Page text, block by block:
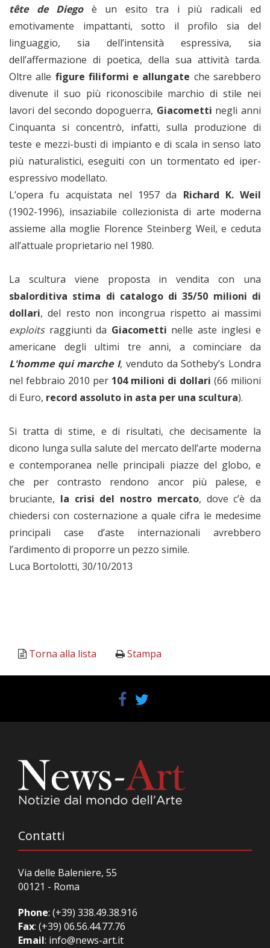
tête de Diegoè un esito tra i più radicali ed
emotivamente impattanti, sotto il profilo sia del
linguaggio, sia dell’intensità espressiva, sia
dell’affermazione di poetica, della sua attività tarda.
Oltre alle figure filiformi e allungate che sarebbero
divenute il suo più riconoscibile marchio di stile nei
lavori del secondo dopoguerra, Giacometti negli anni
Cinquanta si concentrò, infatti, sulla produzione di
teste e mezzi-busti di impianto e di scala in senso lato
più naturalistici, eseguiti con un tormentato ed iper-
espressivo modellato.
L’opera fu acquistata nel 1957 da Richard K. Weil
(1902-1996), insaziabile collezionista di arte moderna
assieme alla moglie Florence Steinberg Weil, e ceduta
all’attuale proprietario nel 1980.
La scultura viene proposta in vendita con una
sbalorditiva stima di catalogo di 35/50 milioni di
dollari, del resto non incongrua rispetto ai massimi
exploitsraggiunti da Giacometti nelle aste inglesi e
americane degli ultimi tre anni, a cominciare da
L'homme qui marche I, venduto da Sotheby’s Londra
nel febbraio 2010 per 104 milioni di dollari (66 milioni
di Euro, record assoluto in asta per una scultura).
Si tratta di stime, e di risultati, che decisamente la
dicono lunga sulla salute del mercato dell’arte moderna
e contemporanea nelle principali piazze del globo, e
che per contrasto rendono ancor più palese, e
bruciante, la crisi del nostro mercato, dove c’è da
chiedersi con costernazione a quale cifra le medesime
principali case d’aste internazionali avrebbero
l’ardimento di proporre un pezzo simile.
Luca Bortolotti, 30/10/2013
Torna alla lista Stampa
Contatti
Via delle Baleniere, 55
00121 - Roma
Phone: (+39) 338.49.38.916
Fax: (+39) 06.56.44.77.76
Email: info@news-art.it